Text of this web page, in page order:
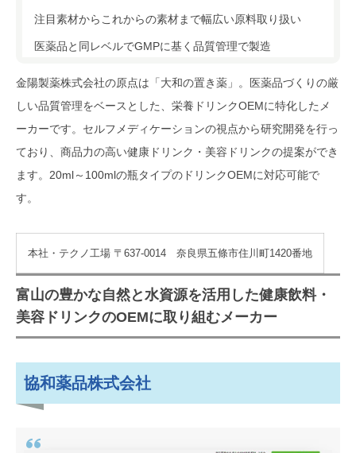
注目素材からこれからの素材まで幅広い原料取り扱い
医薬品と同レベルでGMPに基く品質管理で製造
金陽製薬株式会社の原点は「大和の置き薬」。医薬品づくりの厳
しい品質管理をベースとした、栄養ドリンクOEMに特化したメ
ーカーです。セルフメディケーションの視点から研究開発を行っ
ており、商品力の高い健康ドリンク・美容ドリンクの提案ができ
ます。20ml～100mlの瓶タイプのドリンクOEMに対応可能で
す。
本社・テクノ工場 〒637-0014 奈良県五條市住川町1420番地
富山の豊かな自然と水資源を活用した健康飲料・
美容ドリンクのOEMに取り組むメーカー
協和薬品株式会社